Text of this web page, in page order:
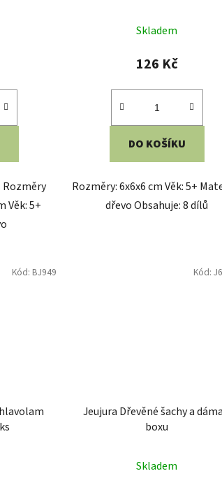
Rozměry
Věk: 5+
Skladem
126 Kč
DO KOŠÍKU
Rozměry: 6x6x6 cm Věk: 5+
dřevo Obsahuje: 8 dílů
Kód: BJ949
Jeujura Dřevěné šachy a
boxu
Skladem
Kód: